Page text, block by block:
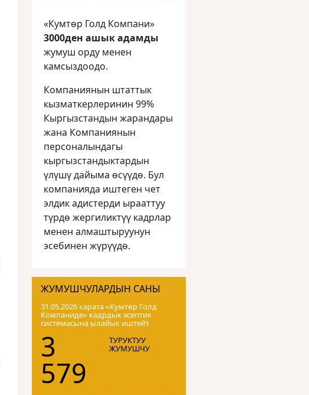
«Кумтөр Голд Компани»
3000ден ашык адамды
жумуш орду менен
камсыздоодо.
Компаниянын штаттык
кызматкерлеринин 99%
Кыргызстандын жарандары
жана Компаниянын
персоналындагы
кыргызстандыктардын
үлүшү дайыма өсүүдө. Бул
компанияда иштеген чет
элдик адистерди ырааттуу
түрдө жергиликтүү кадрлар
менен алмаштыруунун
эсебинен жүрүүдө.
ЖУМУШЧУЛАРДЫН САНЫ
31.05.2026 карата «Кумтɵр Голд
Компаниде» кадрдык эсептик
системасына ылайык иштейт
3
579
ТУРУКТУУ
ЖУМУШЧУ